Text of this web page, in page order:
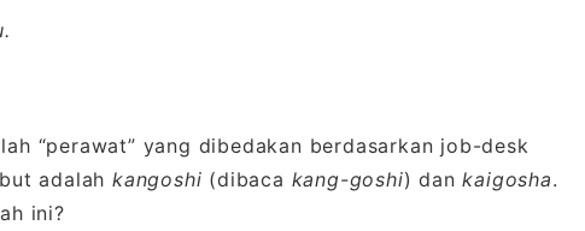
“perawat” yang dibedakan berdasarkan job-desk
adalah kangoshi (dibaca kang-goshi) dankaigosha.
ini?